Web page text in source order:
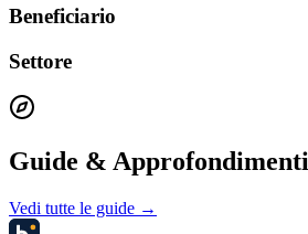
Beneficiario
Settore
Guide & Approfondimenti
Vedi tutte le guide →